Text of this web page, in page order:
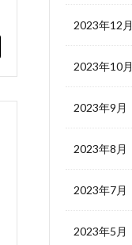
2023年12月
2023年10月
2023年9月
2023年8月
2023年7月
2023年5月